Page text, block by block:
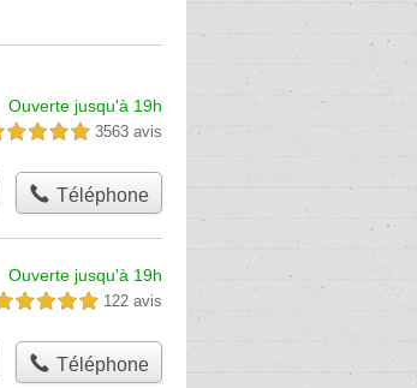
Ouverte jusqu'à 19h
étoiles sur 5 3563 avis
Téléphone
Ouverte jusqu'à 19h
étoiles sur 5 122 avis
Téléphone